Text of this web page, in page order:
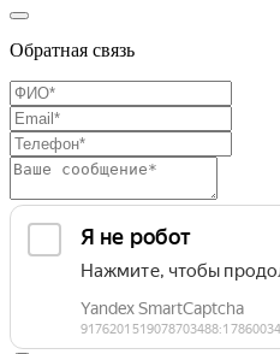
Обратная связь